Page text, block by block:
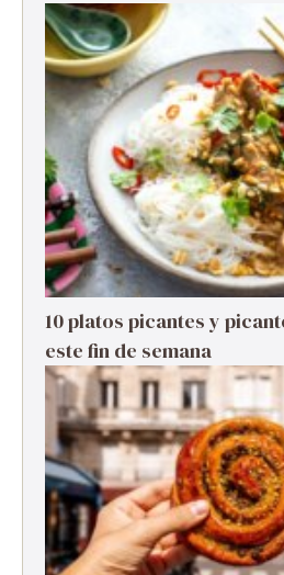
10 platos picantes y
este fin de semana